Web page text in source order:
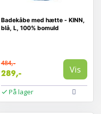
Badekåbe med hætte - KINN,
blå, L, 100% bomuld
484,-
289,- Vis
På lager